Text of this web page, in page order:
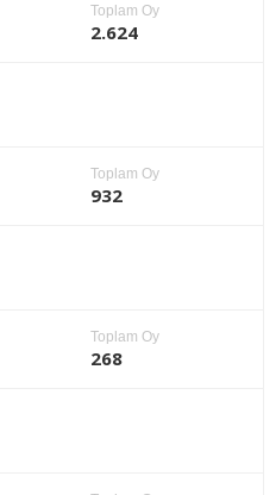
Toplam Oy
2.624
Toplam Oy
932
Toplam Oy
268